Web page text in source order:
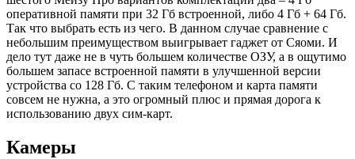
оперативной памяти при 32 Гб встроенной, либо 4 Гб + 64 Гб.
Так что выбрать есть из чего. В данном случае сравнение с
небольшим преимуществом выигрывает гаджет от Сяоми. И
дело тут даже не в чуть большем количестве ОЗУ, а в ощутимо
большем запасе встроенной памяти в улучшенной версии
устройства со 128 Гб. С таким телефоном и карта памяти
совсем не нужна, а это огромный плюс и прямая дорога к
использованию двух сим-карт.
Камеры